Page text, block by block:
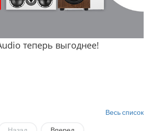
теперь выгоднее!
Весь список